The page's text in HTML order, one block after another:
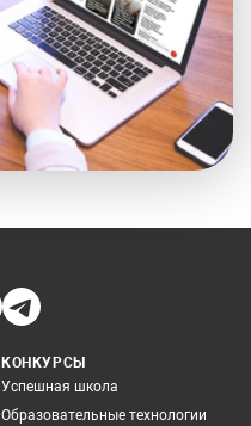
КОНКУРСЫ
Успешная школа
Образовательные технологии